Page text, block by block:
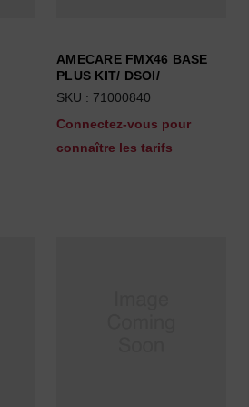
AMECARE FMX46 BASE
PLUS KIT/ DSOI/
SKU : 71000840
Connectez-vous pour
connaître les tarifs